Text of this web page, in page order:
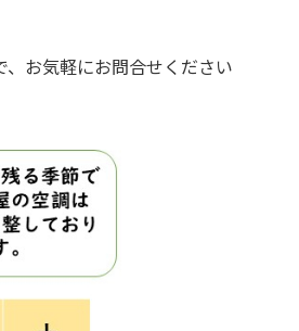
お気軽にお問合せください